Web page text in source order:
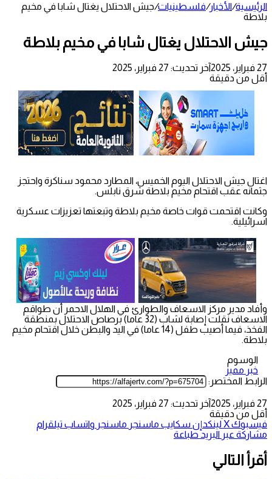
الرئيسية/الأخبار/فلسطينيات/جيش الاحتلال يغتال شابا في مخيم
بلاطة
جيش الاحتلال يغتال شابا في مخيم بلاطة
27 فبراير، 2025
آخر تحديث: 27 فبراير، 2025
أقل من دقيقة
اغتال جيش الاحتلال اليوم الخميس، المطارد محمود سناكرة واحتجز
جثمانه عقب اقتحام مخيم بلاطة شرق نابلس.
وكانت اقتحمت قوات خاصة مخيم بلاطة وتبعتها تعزيزات عسكرية
اسرائيلية.
وأفاد مدير مركز الاسعاف والطوارئ في الهلال الاحمر أن طواقم
الاسعاف نقلت إصابة لشاب (32 عاما) برصاص الاحتلال بمنطقة
الفخذ، فيما أصيب طفل (14 عاما) في اليد والبطن خلال اقتحام مخيم
بلاطة.
الوسوم
خبر مميز
الرابط المختصر:
27 فبراير، 2025
آخر تحديث: 27 فبراير، 2025
أقل من دقيقة
فيسبوك‫Xلينكدإن سكايب ماسنجر ماسنجر واتساب تيلقرام
مشاركة عبر البريد طباعة
أقرأ التالي